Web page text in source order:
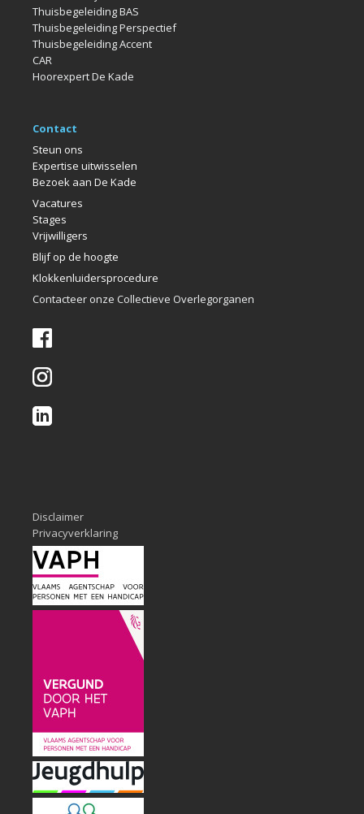
Thuisbegeleiding BAS
Thuisbegeleiding Perspectief
Thuisbegeleiding Accent
CAR
Hoorexpert De Kade
Contact
Steun ons
Expertise uitwisselen
Bezoek aan De Kade
Vacatures
Stages
Vrijwilligers
Blijf op de hoogte
Klokkenluidersprocedure
Contacteer onze Collectieve Overlegorganen
Disclaimer
Privacyverklaring